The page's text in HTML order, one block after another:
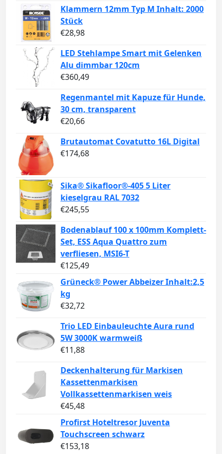
Klammern 12mm Typ M Inhalt: 2000
Stück
€28,98
LED Stehlampe Smart mit Gelenken
Alu dimmbar 120cm
€360,49
Regenmantel mit Kapuze für Hunde,
30 cm, transparent
€20,66
Brutautomat Covatutto 16L Digital
€174,68
Sika® Sikafloor®-405 5 Liter
kieselgrau RAL 7032
€245,55
Bodenablauf 100 x 100mm Komplett-
Set, ESS Aqua Quattro zum
verfliesen, MSI6-T
€125,49
Grüneck® Power Abbeizer Inhalt:2,5
kg
€32,72
Trio LED Einbauleuchte Aura rund
5W 3000K warmweiß
€11,88
Deckenhalterung für Markisen
Kassettenmarkisen
Vollkassettenmarkisen weis
€45,48
Profirst Hoteltresor Juventa
Touchscreen schwarz
€153,18